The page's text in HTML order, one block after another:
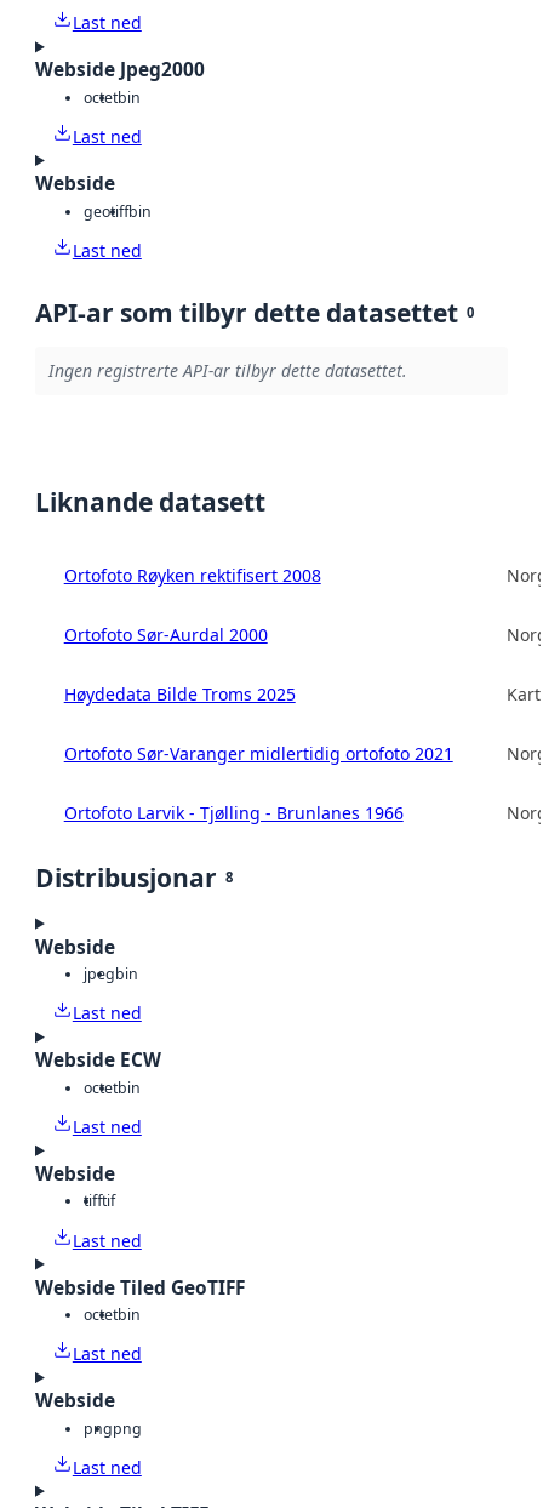
Last ned
Webside Jpeg2000
octetbin
Last ned
Webside
geotiffbin
Last ned
API-ar som tilbyr dette datasettet 0
Ingen registrerte API-ar tilbyr dette datasettet.
Liknande datasett
Ortofoto Røyken rektifisert 2008
Ortofoto Sør-Aurdal 2000
Høydedata Bilde Troms 2025
Ortofoto Sør-Varanger midlertidig ortofoto 2021
Ortofoto Larvik - Tjølling - Brunlanes 1966
Distribusjonar 8
Webside
jpegbin
Last ned
Webside ECW
octetbin
Last ned
Webside
tifftif
Last ned
Webside Tiled GeoTIFF
octetbin
Last ned
Webside
pngpng
Last ned